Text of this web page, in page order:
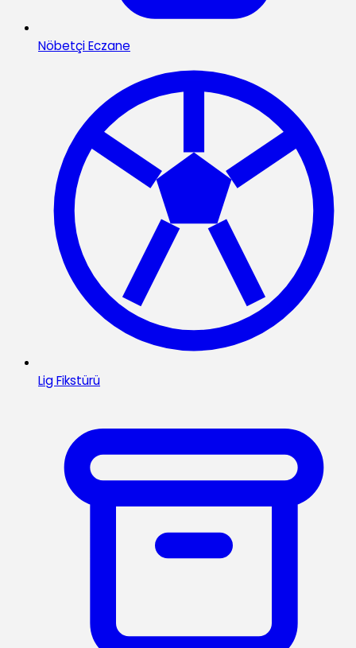
Nöbetçi Eczane
Lig Fikstürü